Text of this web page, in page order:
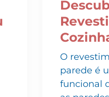
O
parede é
funcional
as